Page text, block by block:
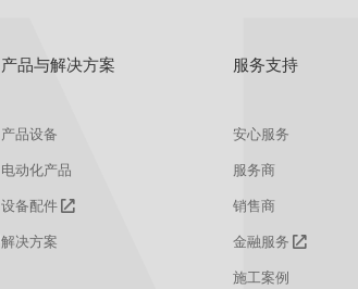
产品与解决方案
产品设备
电动化产品
设备配件
解决方案
服务支持
安心服务
服务商
销售商
金融服务
施工案例